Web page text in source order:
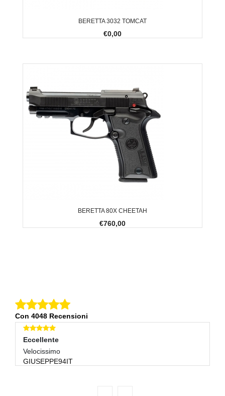
BERETTA 3032 TOMCAT
€0,00
BERETTA 80X CHEETAH
€760,00
Con 4048 Recensioni
Eccellente
Velocissimo
GIUSEPPE94IT